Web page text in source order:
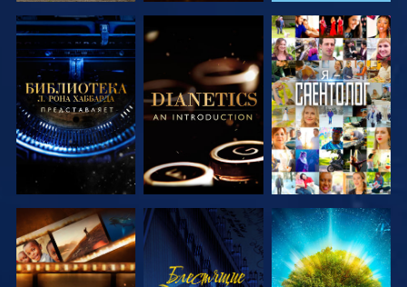
СМОТРЕТЬ
ПЕРЕДАЧИ
СМОТРЕТЬ
ПЕРЕДАЧИ
СМОТРЕТЬ
СМОТРЕТЬ
ПЕРЕДАЧИ
СМОТРЕТЬ
СМОТРЕТЬ
ПЕРЕДАЧИ